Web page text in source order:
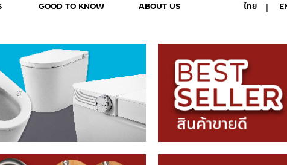
GOOD TO KNOW ABOUT US ไทย